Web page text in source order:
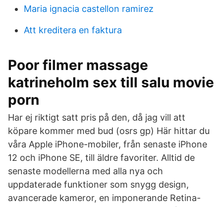
Maria ignacia castellon ramirez
Att kreditera en faktura
Poor filmer massage
katrineholm sex till salu movie
porn
Har ej riktigt satt pris på den, då jag vill att
köpare kommer med bud (osrs gp) Här hittar du
våra Apple iPhone-mobiler, från senaste iPhone
12 och iPhone SE, till äldre favoriter. Alltid de
senaste modellerna med alla nya och
uppdaterade funktioner som snygg design,
avancerade kameror, en imponerande Retina-